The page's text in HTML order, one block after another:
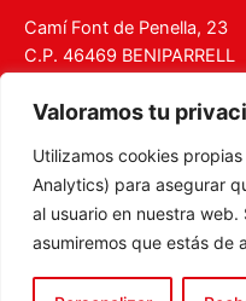
Valoramos tu
Utilizamos cookies
Analytics) para asegurar
al usuario en nuestra
asumiremos que estás de
Camí Font de Penella, 23
C.P. 46469 BENIPARRELL
Mi Cuenta
Carrito
Aviso legal
Política de privacidad